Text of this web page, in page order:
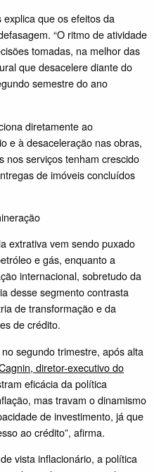
que os efeitos da
“O ritmo de atividade
tomadas, na melhor das
que desacelere diante do
semestre do ano
diretamente ao
e à desaceleração nas obras,
nos serviços tenham crescido
de imóveis concluídos
extrativa vem sendo puxado
e gás, enquanto a
internacional, sobretudo da
desse segmento contrasta
de transformação e da
de crédito.
segundo trimestre, após alta
diretor-executivo do
eficácia da política
mas travam o dinamismo
de investimento, já que
ao crédito”, afirma.
vista inflacionário, a política